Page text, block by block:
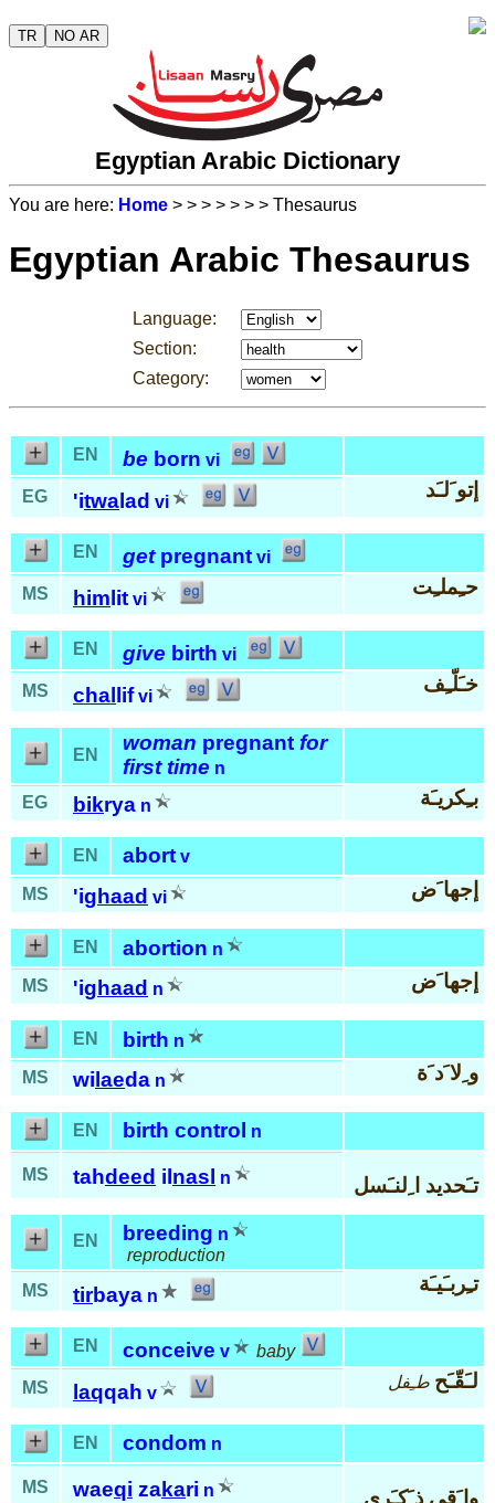
TR NO AR
Egyptian Arabic Dictionary
You are here: Home > > > > > > > Thesaurus
Egyptian Arabic Thesaurus
Language:
Section:
Category:
EN be born vi
EG
'itwa lad vi
إتو َلـَد
EN getpregnant vi
MS
him lit vi
حـِملـِت
EN give birth vi
MS
chal lif vi
خـَلّـِف
EN
woman pregnant for
first time n
EG
bikrya n بـِكريـَة
EN abort v
MS
'ighaad vi إجها َض
EN abortion n
MS
'ighaad n إجها َض
EN birth n
MS
wi laeda n و ِلا َد َة
EN birth control n
MS tahdeed il nasl n تـَحديد ا ِلنـَسل
EN breeding n
reproduction
MS
tirbaya n
تـِربـَيـَة
EN conceive v
baby
MS
laqqah v
لـَقّـَح طـِفل
EN condom n
MS waeqi zakari n وا َقي ذ َكـَري